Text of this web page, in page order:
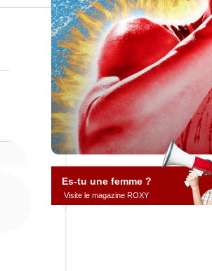
Es-tu une femme ?
Visite le magazine ROXY